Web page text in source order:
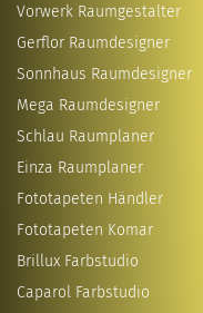
Vorwerk Raumgestalter
Gerflor Raumdesigner
Sonnhaus Raumdesigner
Mega Raumdesigner
Schlau Raumplaner
Einza Raumplaner
Fototapeten Händler
Fototapeten Komar
Brillux Farbstudio
Caparol Farbstudio